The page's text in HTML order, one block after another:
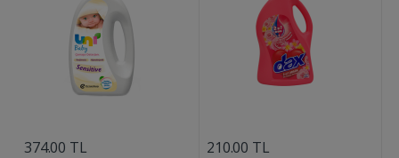
374.00 TL
210.00 TL